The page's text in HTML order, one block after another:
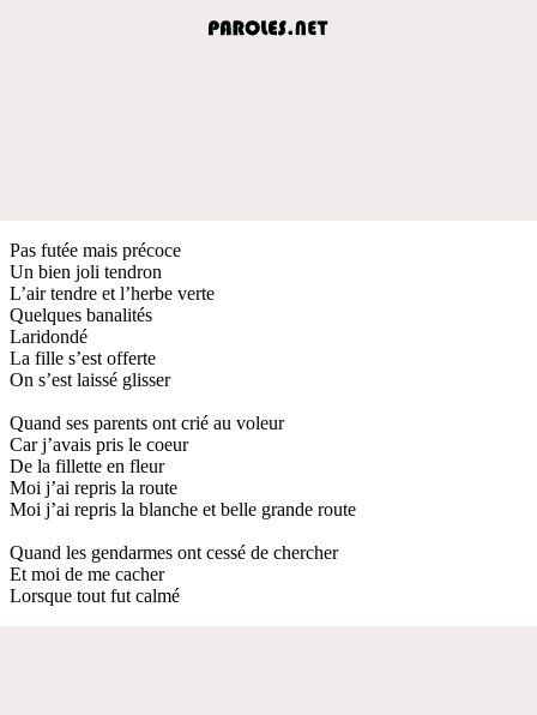
Pas futée mais précoce
Un bien joli tendron
L’air tendre et l’herbe verte
Quelques banalités
Laridondé
La fille s’est offerte
On s’est laissé glisser
Quand ses parents ont crié au voleur
Car j’avais pris le coeur
De la fillette en fleur
Moi j’ai repris la route
Moi j’ai repris la blanche et belle grande route
Quand les gendarmes ont cessé de chercher
Et moi de me cacher
Lorsque tout fut calmé